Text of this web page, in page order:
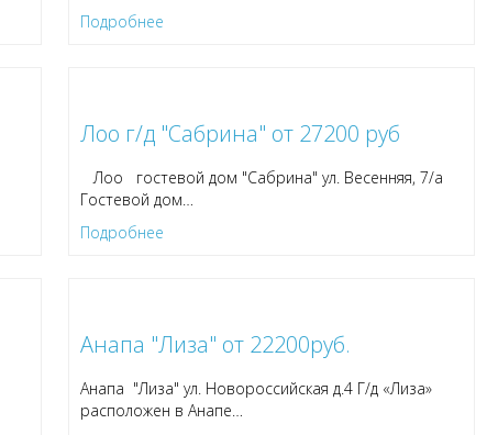
Подробнее
Лоо г/д "Сабрина" от 27200 руб
Лоо гостевой дом "Сабрина" ул. Весенняя, 7/а
Гостевой дом…
Подробнее
Анапа "Лиза" от 22200руб.
Анапа "Лиза" ул. Новороссийская д.4 Г/д «Лиза»
расположен в Анапе…